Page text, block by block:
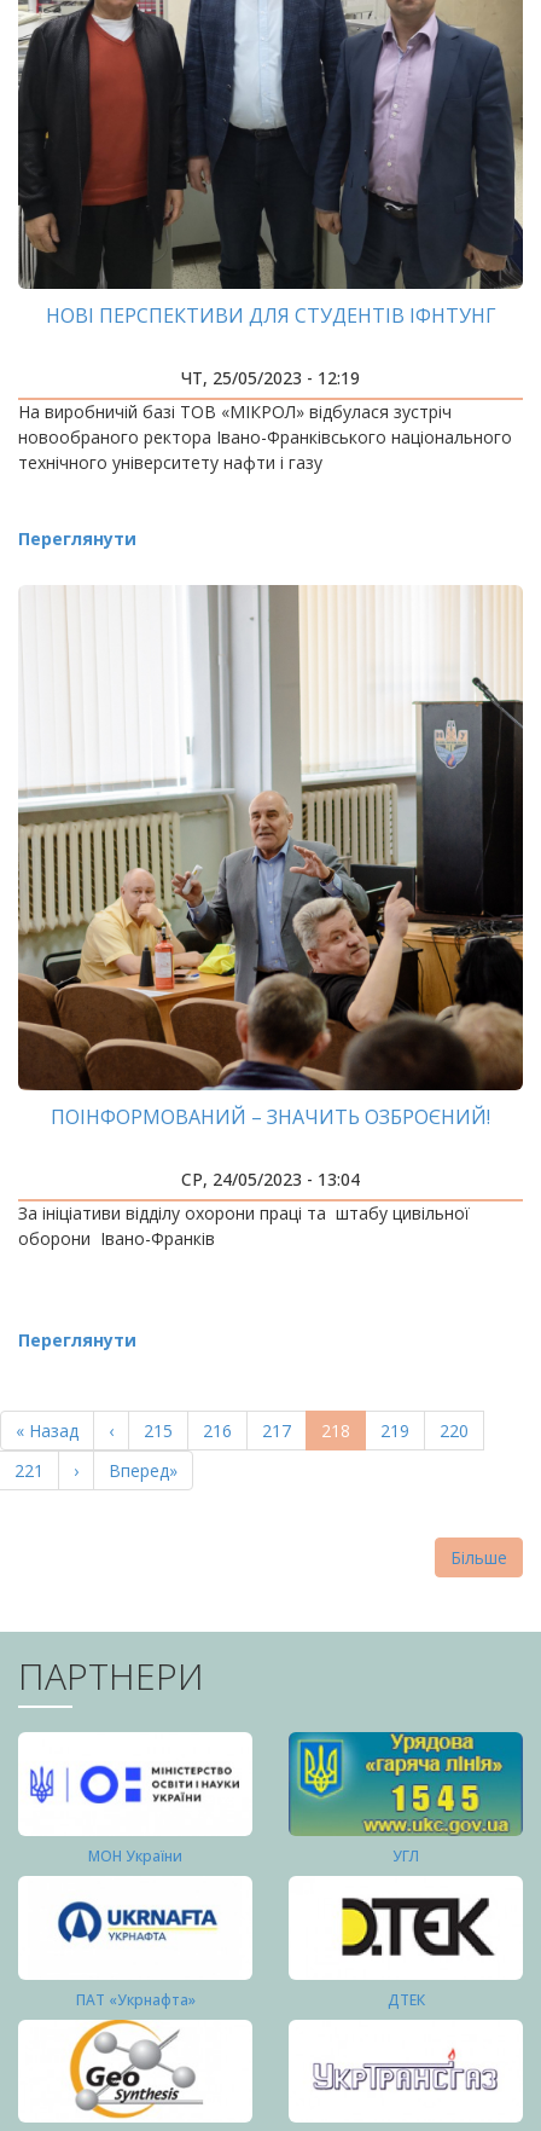
НОВІ ПЕРСПЕКТИВИ ДЛЯ СТУДЕНТІВ ІФНТУНГ
ЧТ, 25/05/2023 - 12:19
На виробничій базі ТОВ «МІКРОЛ» відбулася зустріч
новообраного ректора Івано-Франківського національного
технічного університету нафти і газу
Переглянути
ПОІНФОРМОВАНИЙ – ЗНАЧИТЬ ОЗБРОЄНИЙ!
СР, 24/05/2023 - 13:04
За ініціативи відділу охорони праці та штабу цивільної
оборони Івано-Франків
Переглянути
НА
СТОРІНКИ
Перша
сторінка
« Назад
Попередня
сторінка
‹ Page
215 Page
216 Page
217
Поточна
сторінка
218 Page
219 Page
220
Page
221
Наступна
сторінка
›
Остання
сторінка
Вперед»
Більше
ПАРТНЕРИ
МОН України УГЛ
ПАТ «Укрнафта» ДТЕК